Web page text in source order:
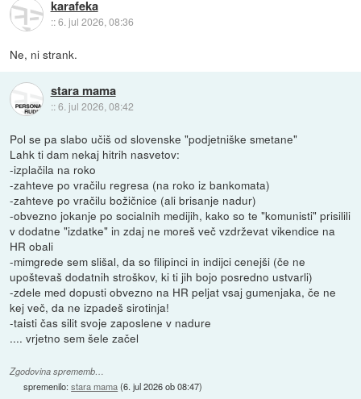
karafeka
::6. jul 2026, 08:36
Ne, ni strank.
stara mama
::6. jul 2026, 08:42
Pol se pa slabo učiš od slovenske "podjetniške smetane"
Lahk ti dam nekaj hitrih nasvetov:
-izplačila na roko
-zahteve po vračilu regresa (na roko iz bankomata)
-zahteve po vračilu božičnice (ali brisanje nadur)
-obvezno jokanje po socialnih medijih, kako so te "komunisti" prisilili
v dodatne "izdatke" in zdaj ne moreš več vzdrževat vikendice na
HR obali
-mimgrede sem slišal, da so filipinci in indijci cenejši (če ne
upoštevaš dodatnih stroškov, ki ti jih bojo posredno ustvarli)
-zdele med dopusti obvezno na HR peljat vsaj gumenjaka, če ne
kej več, da ne izpadeš sirotinja!
-taisti čas silit svoje zaposlene v nadure
.... vrjetno sem šele začel
Zgodovina sprememb…
spremenilo:stara mama(6. jul 2026 ob 08:47)